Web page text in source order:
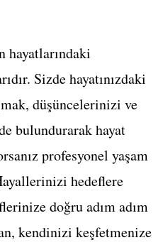
hayatlarındaki
Sizde hayatınızdaki
düşüncelerinizi ve
bulundurarak hayat
profesyonel yaşam
hedeflere
doğru adım adım
kendinizi keşfetmenize